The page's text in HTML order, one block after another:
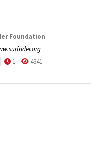
Foundation
1 4341